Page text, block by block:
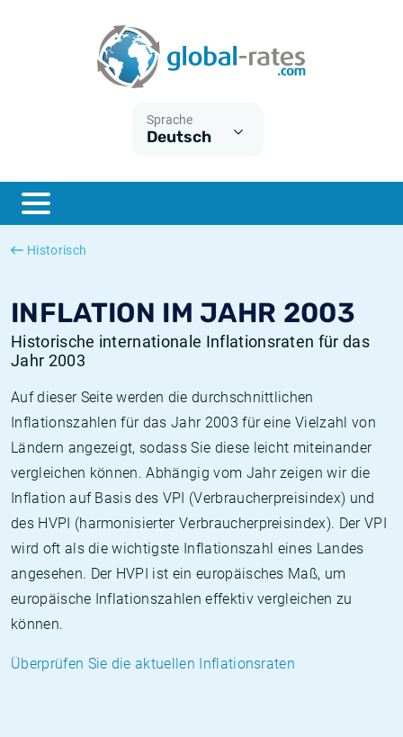
Sprache
Deutsch
Historisch
INFLATION IM JAHR 2003
Historische internationale Inflationsraten für das
Jahr 2003
Auf dieser Seite werden die durchschnittlichen
Inflationszahlen für das Jahr 2003 für eine Vielzahl von
Ländern angezeigt, sodass Sie diese leicht miteinander
vergleichen können. Abhängig vom Jahr zeigen wir die
Inflation auf Basis des VPI (Verbraucherpreisindex) und
des HVPI (harmonisierter Verbraucherpreisindex). Der VPI
wird oft als die wichtigste Inflationszahl eines Landes
angesehen. Der HVPI ist ein europäisches Maß, um
europäische Inflationszahlen effektiv vergleichen zu
können.
Überprüfen Sie die aktuellen Inflationsraten
ESTER
SONIA
Was ist die VPI-Inflation?
Was ist die HVPI-Inflation?
Deutsche inflation
Europäische inflation
Historische Euribor-Sätze
Historische ESTER-Sätze
Historische SOFR-Sätze
Historische SONIA-Sätze
Inflationsrechner